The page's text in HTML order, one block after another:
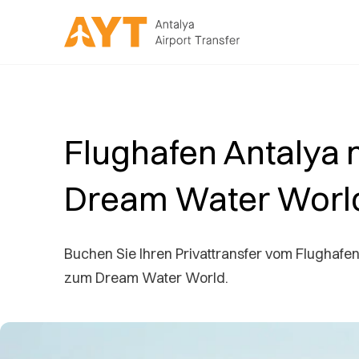
Flughafen Antalya
Dream Water
Buchen Sie Ihren Privattransfer vom
zum Dream Water World.